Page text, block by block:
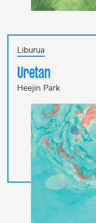
Liburua
Uretan
Heejin Park